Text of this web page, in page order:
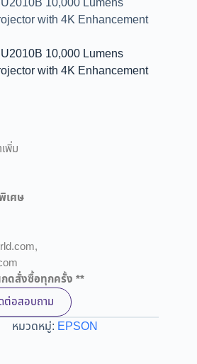
with 4K Enhancement
10,000 Lumens
with 4K Enhancement
พิ่ม
เศษ
ดสั่งซื้อทุกครั้ง **
ต่อสอบถาม
หมวดหมู่: EPSON